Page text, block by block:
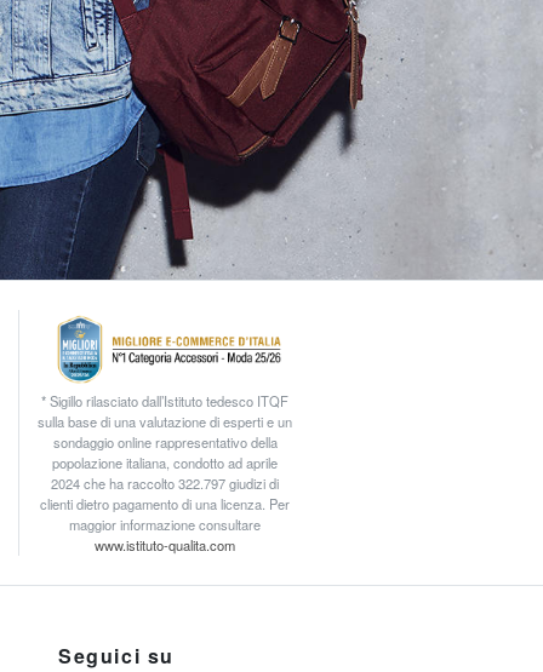
* Sigillo rilasciato dall’Istituto tedesco ITQF
sulla base di una valutazione di esperti e un
sondaggio online rappresentativo della
popolazione italiana, condotto ad aprile
2024 che ha raccolto 322.797 giudizi di
clienti dietro pagamento di una licenza. Per
maggior informazione consultare
www.istituto-qualita.com
Seguici su